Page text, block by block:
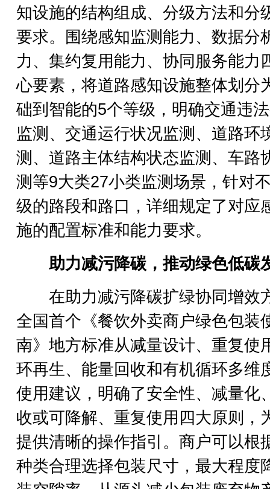
知设施的结构组成、分级方法和分
要求。围绕感知监测能力、数据分
力、集约复用能力、协同服务能力
心要素，将道路感知设施整体划分
础到智能的5个等级，明确交通违
监测、交通运行状况监测、道路环
测、道路主体结构状态监测、车路
测等9大类27小类监测场景，针对
级的路段和路口，详细规定了对应
施的配置标准和能力要求。
助力减污降碳，推动绿色低碳
在助力减污降碳扩绿协同增效
全国首个《餐饮外卖商户绿色包装
南》地方标准从减量设计、重复使
环再生、能量回收和有机循环多维
使用建议，明确了安全性、减量化
收或可降解、重复使用四大原则，
提供清晰的操作指引。商户可以根
种类合理选择包装尺寸，最大程度